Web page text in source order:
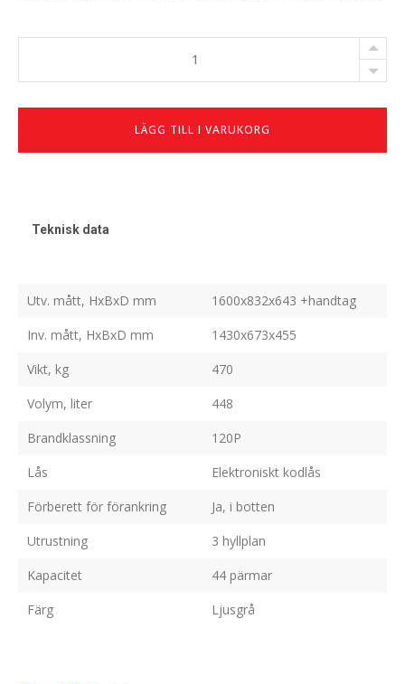
antal
LÄGG TILL I VARUKORG
Teknisk data
Utv. mått, HxBxD mm
1600x832x643 +handtag
Inv. mått, HxBxD mm
1430x673x455
Vikt, kg
470
Volym, liter
448
Brandklassning
120P
Lås
Elektroniskt kodlås
Förberett för förankring
Ja, i botten
Utrustning
3 hyllplan
Kapacitet
44 pärmar
Färg
Ljusgrå